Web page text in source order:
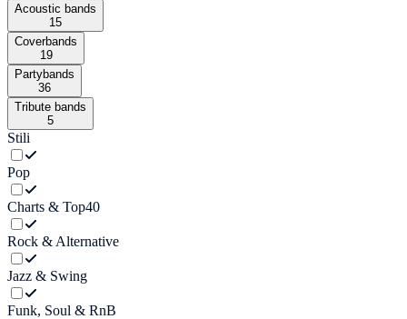
Acoustic bands
15
Coverbands
19
Partybands
36
Tribute bands
5
Stili
Pop
Charts & Top40
Rock & Alternative
Jazz & Swing
Funk, Soul & RnB